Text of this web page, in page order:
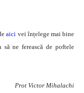
aici vei înțelege mai bine
să ne ferească de poftele
Prot Victor Mihalachi